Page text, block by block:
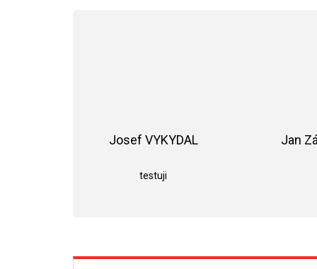
Josef VYKYDAL
testuji
Jan